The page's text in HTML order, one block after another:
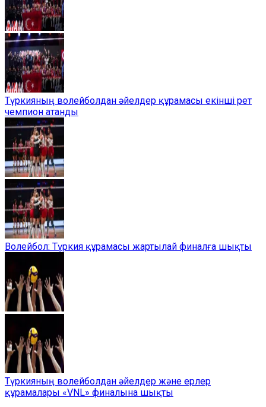
Түркияның волейболдан әйелдер құрамасы екінші рет
чемпион атанды
Волейбол: Түркия құрамасы жартылай финалға шықты
Түркияның волейболдан әйелдер және ерлер
құрамалары «VNL» финалына шықты